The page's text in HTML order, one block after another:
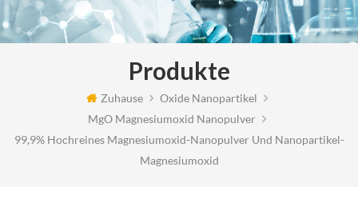
Produkte
Zuhause
Oxide Nanopartikel
MgO Magnesiumoxid Nanopulver
99,9% Hochreines Magnesiumoxid-Nanopulver Und Nanopartikel-
Magnesiumoxid